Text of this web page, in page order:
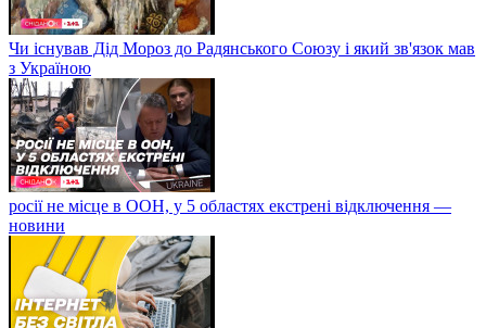
Чи існував Дід Мороз до Радянського Союзу і який зв'язок мав
з Україною
росії не місце в ООН, у 5 областях екстрені відключення —
новини